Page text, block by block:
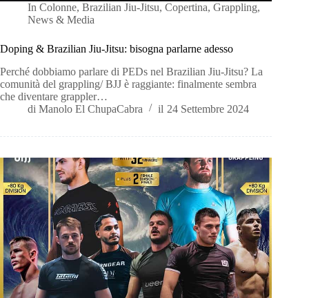
In Colonne,Brazilian Jiu-Jitsu,Copertina,Grappling,
News & Media
Doping & Brazilian Jiu-Jitsu: bisogna parlarne adesso
Perché dobbiamo parlare di PEDs nel Brazilian Jiu-Jitsu? La
comunità del grappling/ BJJ è raggiante: finalmente sembra
che diventare grappler…
di Manolo El ChupaCabra il 24 Settembre 2024